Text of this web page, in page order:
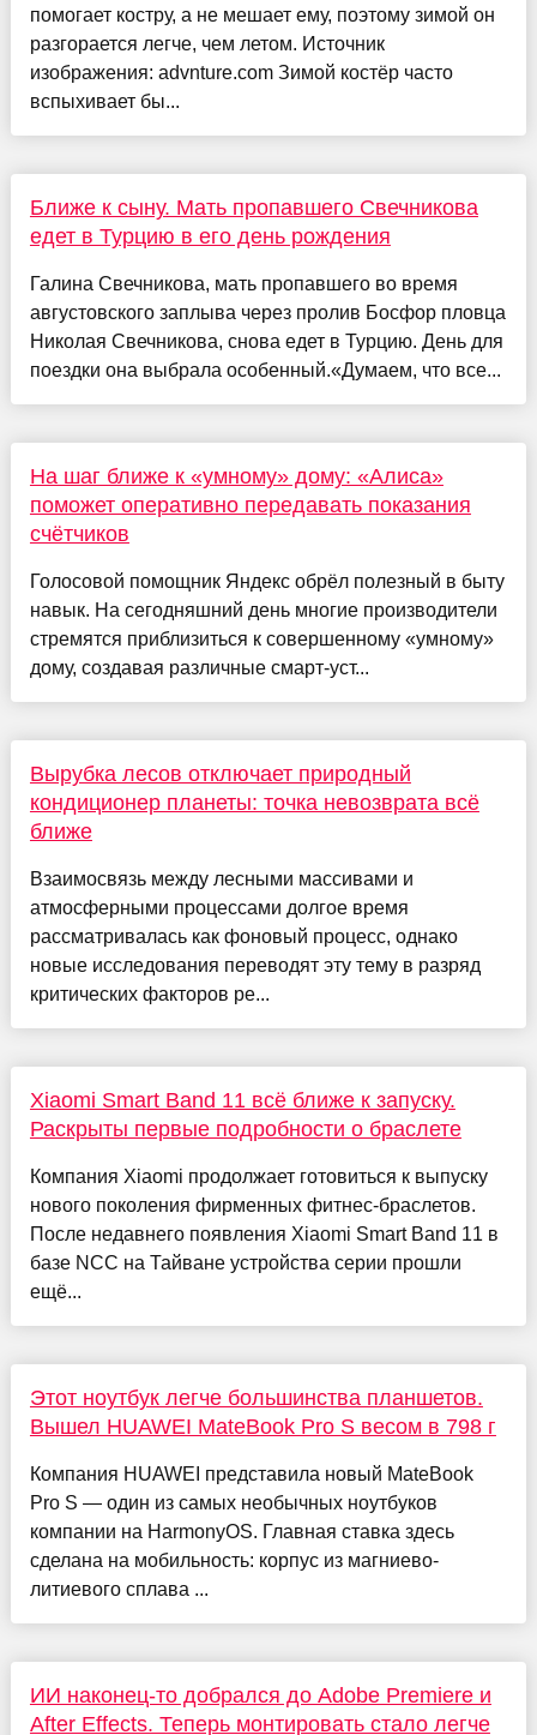
помогает костру, а не мешает ему, поэтому зимой он
разгорается легче, чем летом. Источник
изображения: advnture.com Зимой костёр часто
вспыхивает бы...
Ближе к сыну. Мать пропавшего Свечникова
едет в Турцию в его день рождения
Галина Свечникова, мать пропавшего во время
августовского заплыва через пролив Босфор пловца
Николая Свечникова, снова едет в Турцию. День для
поездки она выбрала особенный.«Думаем, что все...
На шаг ближе к «умному» дому: «Алиса»
поможет оперативно передавать показания
счётчиков
Голосовой помощник Яндекс обрёл полезный в быту
навык. На сегодняшний день многие производители
стремятся приблизиться к совершенному «умному»
дому, создавая различные смарт-уст...
Вырубка лесов отключает природный
кондиционер планеты: точка невозврата всё
ближе
Взаимосвязь между лесными массивами и
атмосферными процессами долгое время
рассматривалась как фоновый процесс, однако
новые исследования переводят эту тему в разряд
критических факторов ре...
Xiaomi Smart Band 11 всё ближе к запуску.
Раскрыты первые подробности о браслете
Компания Xiaomi продолжает готовиться к выпуску
нового поколения фирменных фитнес-браслетов.
После недавнего появления Xiaomi Smart Band 11 в
базе NCC на Тайване устройства серии прошли
ещё...
Этот ноутбук легче большинства планшетов.
Вышел HUAWEI MateBook Pro S весом в 798 г
Компания HUAWEI представила новый MateBook
Pro S — один из самых необычных ноутбуков
компании на HarmonyOS. Главная ставка здесь
сделана на мобильность: корпус из магниево-
литиевого сплава ...
ИИ наконец-то добрался до Adobe Premiere и
After Effects. Теперь монтировать стало легче